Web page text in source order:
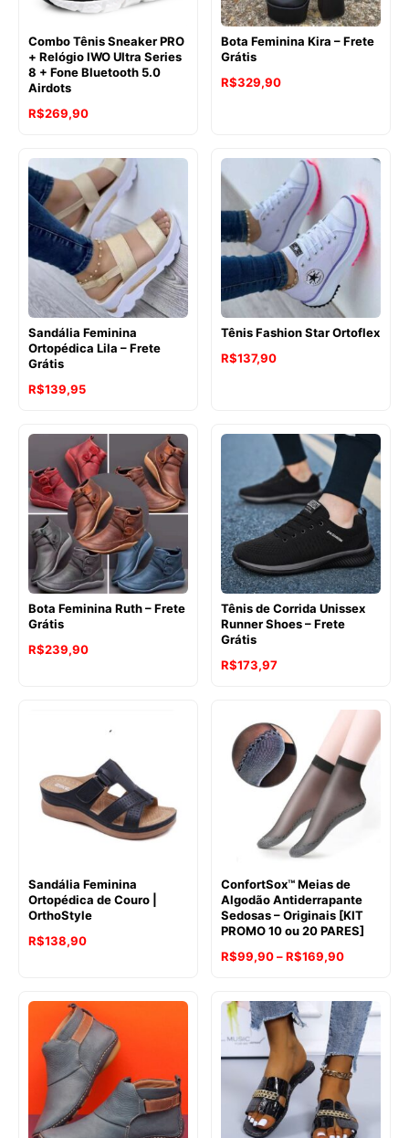
Combo Tênis Sneaker PRO
+ Relógio IWO Ultra Series
8 + Fone Bluetooth 5.0
Airdots
R$269,90
Bota Feminina Kira – Frete
Grátis
R$329,90
Sandália Feminina
Ortopédica Lila – Frete
Grátis
R$139,95
Tênis Fashion Star Ortoflex
R$137,90
Bota Feminina Ruth – Frete
Grátis
R$239,90
Tênis de Corrida Unissex
Runner Shoes – Frete
Grátis
R$173,97
Sandália Feminina
Ortopédica de Couro |
OrthoStyle
R$138,90
ConfortSox™ Meias de
Algodão Antiderrapante
Sedosas – Originais [KIT
PROMO 10 ou 20 PARES]
R$99,90–R$169,90Faixa
preço:
R$99,90
através
R$169,90